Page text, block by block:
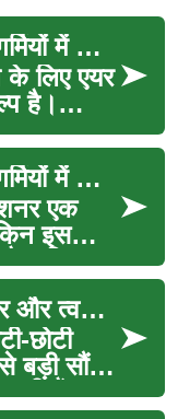
एयर कंडीशनर इंस्टालेशन: गर्मियों में आराम का सही तरीका
के लिए एयर
है।
बहुत
एयर कंडीशनर इंस्टॉलेशन: गर्मियों में आराम का सबसे अच्छा तरीका
एक
इसकी
ताकि आप
स्लीप स्कल्प्टिंग: रात में शरीर और त्वचा का पुनर्निर्माण
छोटी
बड़ी सौंदर्य
हैं। पर